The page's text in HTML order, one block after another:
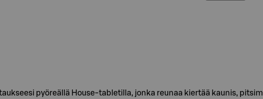
pyöreällä House-tabletilla, jonka reunaa kiertää kaunis,